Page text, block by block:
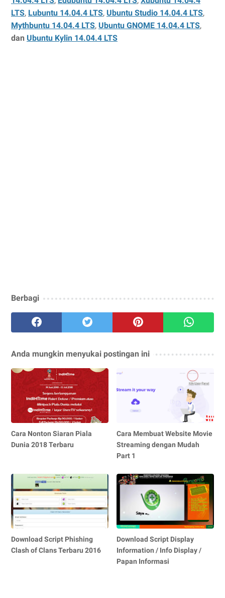
LTS, Lubuntu 14.04.4 LTS, Ubuntu Studio 14.04.4 LTS,
Mythbuntu 14.04.4 LTS, Ubuntu GNOME 14.04.4 LTS,
dan Ubuntu Kylin 14.04.4 LTS
Berbagi
Anda mungkin menyukai postingan ini
Cara Nonton Siaran Piala
Dunia 2018 Terbaru
Cara Membuat Website Movie
Streaming dengan Mudah
Part 1
Download Script Phishing
Clash of Clans Terbaru 2016
Download Script Display
Information / Info Display /
Papan Informasi